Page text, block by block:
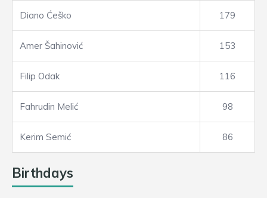
Diano Ćeško 179
Amer Šahinović 153
Filip Odak 116
Fahrudin Melić 98
Kerim Semić 86
Birthdays